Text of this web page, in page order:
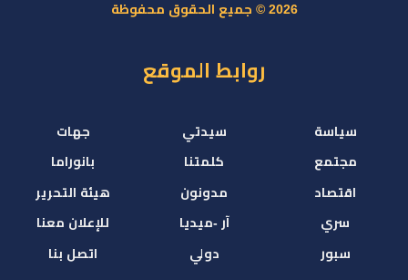
2026 © جميع الحقوق محفوظة
روابط الموقع
سياسة
مجتمع
اقتصاد
سري
سبور
سيدتي
كلمتنا
مدونون
آر -ميديا
دولي
جهات
بانوراما
هيئة التحرير
للإعلان معنا
اتصل بنا